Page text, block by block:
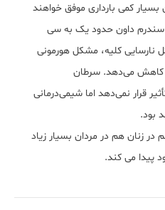
کمی بارداری موفق خواهند
سندرم داون حدود یک به سی
نارسایی کلیه، مشکل هورمونی
کاهش می‌دهد. سرطان
قرار نمی‌دهد اما شیمی‌درمانی
بود.
در زنان هم در مردان بسیار زیاد
پیدا می کند.